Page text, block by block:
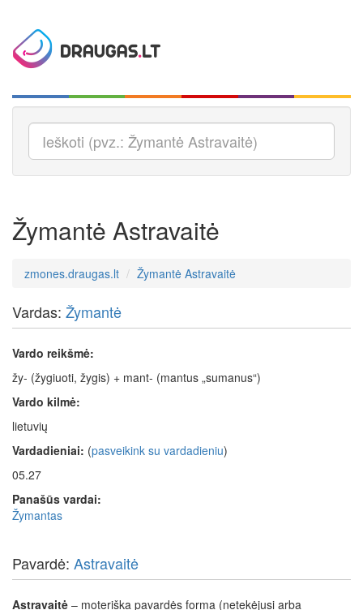
Žymantė Astravaitė
zmones.draugas.lt Žymantė Astravaitė
Vardas: Žymantė
Vardo reikšmė:
žy- (žygiuoti, žygis) + mant- (mantus „sumanus“)
Vardo kilmė:
lietuvių
Vardadieniai: (pasveikink su vardadieniu)
05.27
Panašūs vardai:
Žymantas
Pavardė: Astravaitė
Astravaitė – moteriška pavardės forma (netekėjusi arba